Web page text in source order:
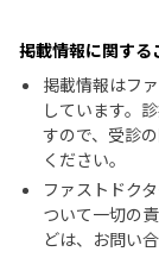
掲載情報に関する
掲載情報はフ
しています。
すので、受診
ください。
ファストドク
ついて一切の
どは、お問い